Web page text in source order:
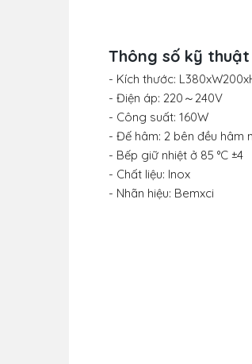
Thông số kỹ thuật
- Kích thước:
- Điện áp: 220～240V
- Công suất: 160W
- Đế hâm: 2 bên đều hâm
- Bếp giữ nhiệt ở 85 °C ±4
- Chất liệu: Inox
- Nhãn hiệu: Bemxci